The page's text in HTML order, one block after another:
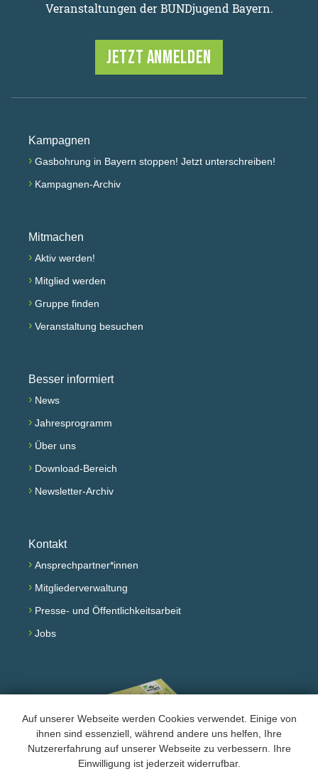
Auf unserer Webseite werden Cookies verwendet. Einige von
ihnen sind essenziell, während andere uns helfen, Ihre
Nutzererfahrung auf unserer Webseite zu verbessern. Ihre
Einwilligung ist jederzeit widerrufbar.
Veranstaltungen der BUNDjugend Bayern.
JETZT ANMELDEN
Kampagnen
› Gasbohrung in Bayern stoppen! Jetzt unterschreiben!
› Kampagnen-Archiv
Mitmachen
› Aktiv werden!
› Mitglied werden
› Gruppe finden
› Veranstaltung besuchen
Besser informiert
› News
› Jahresprogramm
› Über uns
› Download-Bereich
› Newsletter-Archiv
Kontakt
› Ansprechpartner*innen
› Mitgliederverwaltung
› Presse- und Öffentlichkeitsarbeit
› Jobs